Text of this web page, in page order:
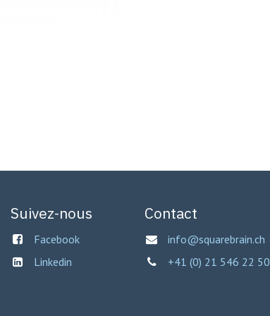
Suivez-nous
Facebook
Linkedin
Contact
info@squarebrain.ch
+41 (0) 21 546 22 50